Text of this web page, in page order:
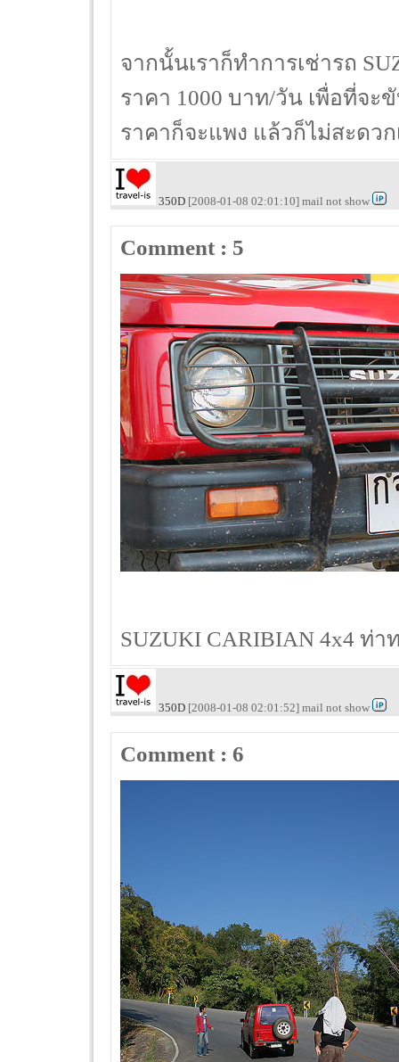
จากนั้นเราก็ทำการเช่ารถ
ราคา 1000 บาท/วัน เพื่อที่จะ
ราคาก็จะแพง แล้วก็ไม่สะดว
350D [2008-01-08 02:01:10] mail not show
Comment : 5
SUZUKI CARIBIAN 4x4 ท่
350D [2008-01-08 02:01:52] mail not show
Comment : 6